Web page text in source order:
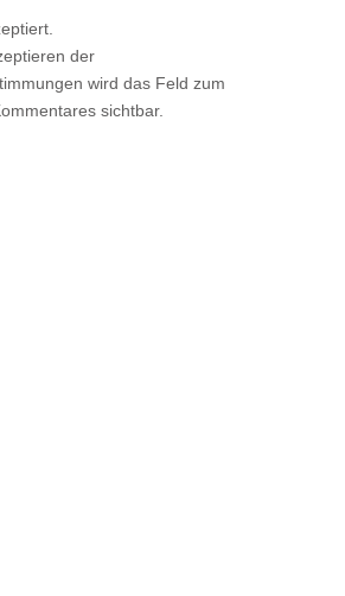
der
wird das Feld zum
sichtbar.